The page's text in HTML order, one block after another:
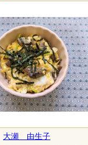
大瀬 由生子